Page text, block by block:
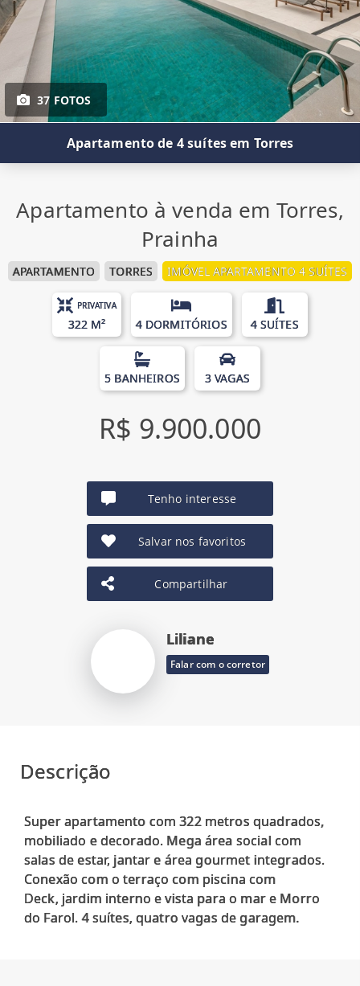
37 FOTOS
Apartamento de 4 suítes em Torres
Apartamento à venda em Torres,
Prainha
APARTAMENTO TORRES IMÓVEL APARTAMENTO 4 SUÍTES
PRIVATIVA
322 M² 4 DORMITÓRIOS 4 SUÍTES
5 BANHEIROS 3 VAGAS
R$ 9.900.000
Tenho interesse
Salvar nos favoritos
Compartilhar
Liliane
Falar com o corretor
Descrição
Super apartamento com 322 metros quadrados,
mobiliado e decorado. Mega área social com
salas de estar, jantar e área gourmet integrados.
Conexão com o terraço com piscina com
Deck, jardim interno e vista para o mar e Morro